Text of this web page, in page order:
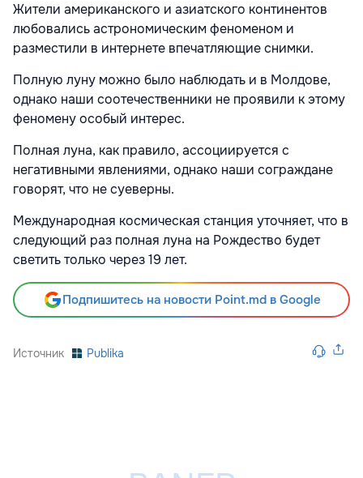
Жители американского и азиатского континентов
любовались астрономическим феноменом и
разместили в интернете впечатляющие снимки.
Полную луну можно было наблюдать и в Молдове,
однако наши соотечественники не проявили к этому
феномену особый интерес.
Полная луна, как правило, ассоциируется с
негативными явлениями, однако наши сограждане
говорят, что не суеверны.
Международная космическая станция уточняет, что в
следующий раз полная луна на Рождество будет
светить только через 19 лет.
Подпишитесь на новости Point.md в Google
Источник Publika